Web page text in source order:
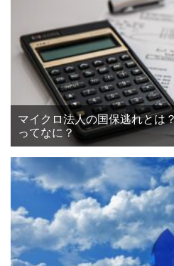
マイクロ法人の国保逃れとは
ってなに？